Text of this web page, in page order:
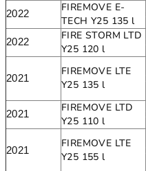
2022
FIREMOVE E-
TECH Y25 135 l
2022
FIRE STORM LTD
Y25 120 l
2021
FIREMOVE LTE
Y25 135 l
2021
FIREMOVE LTD
Y25 110 l
2021
FIREMOVE LTE
Y25 155 l